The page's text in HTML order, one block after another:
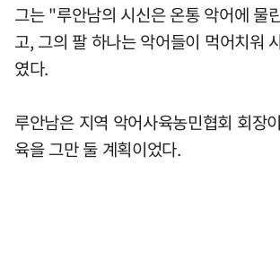
그는 "루안남의 시신은 온통 악어에 물
고, 그의 팔 하나는 악어들이 먹어치워
였다.
루안남은 지역 악어사육농민협회 회장
육을 그만 둘 계획이었다.